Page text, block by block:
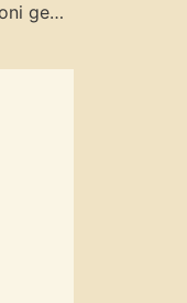
La conservació del patrimoni geològic a Catalunya